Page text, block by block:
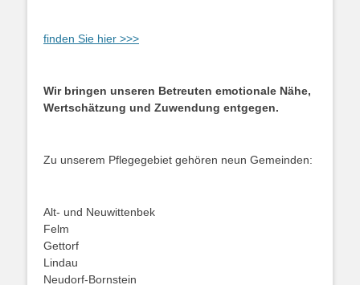
finden Sie hier >>>
Wir bringen unseren Betreuten emotionale Nähe,
Wertschätzung und Zuwendung entgegen.
Zu unserem Pflegegebiet gehören neun Gemeinden:
Alt- und Neuwittenbek
Felm
Gettorf
Lindau
Neudorf-Bornstein